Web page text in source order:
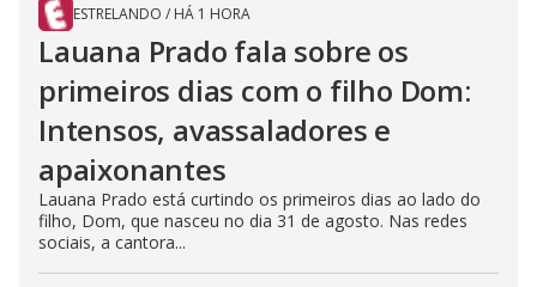
ESTRELANDO / HÁ 1 HORA
Lauana Prado fala sobre os
primeiros dias com o filho Dom:
Intensos, avassaladores e
apaixonantes
Lauana Prado está curtindo os primeiros dias ao lado do
filho, Dom, que nasceu no dia 31 de agosto. Nas redes
sociais, a cantora...